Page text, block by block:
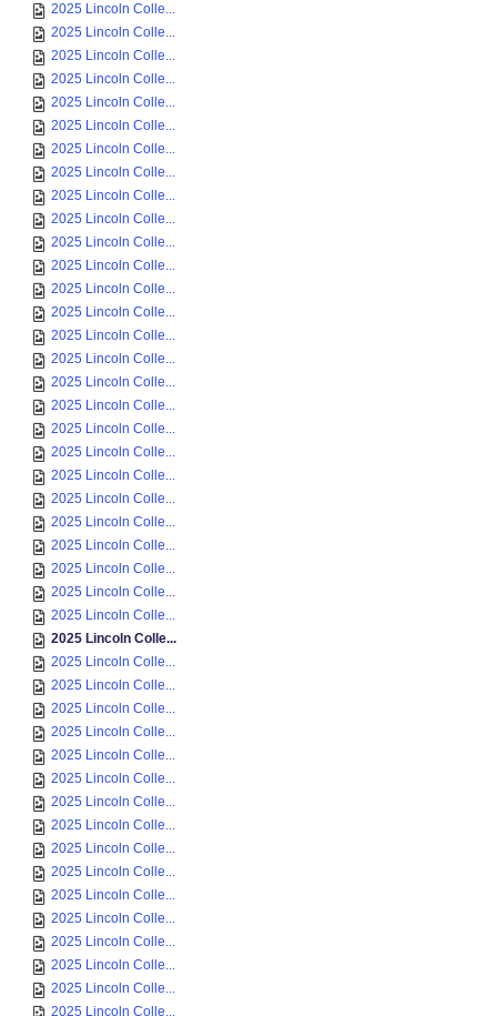
2025 Lincoln Colle...
2025 Lincoln Colle...
2025 Lincoln Colle...
2025 Lincoln Colle...
2025 Lincoln Colle...
2025 Lincoln Colle...
2025 Lincoln Colle...
2025 Lincoln Colle...
2025 Lincoln Colle...
2025 Lincoln Colle...
2025 Lincoln Colle...
2025 Lincoln Colle...
2025 Lincoln Colle...
2025 Lincoln Colle...
2025 Lincoln Colle...
2025 Lincoln Colle...
2025 Lincoln Colle...
2025 Lincoln Colle...
2025 Lincoln Colle...
2025 Lincoln Colle...
2025 Lincoln Colle...
2025 Lincoln Colle...
2025 Lincoln Colle...
2025 Lincoln Colle...
2025 Lincoln Colle...
2025 Lincoln Colle...
2025 Lincoln Colle...
2025 Lincoln Colle...
2025 Lincoln Colle...
2025 Lincoln Colle...
2025 Lincoln Colle...
2025 Lincoln Colle...
2025 Lincoln Colle...
2025 Lincoln Colle...
2025 Lincoln Colle...
2025 Lincoln Colle...
2025 Lincoln Colle...
2025 Lincoln Colle...
2025 Lincoln Colle...
2025 Lincoln Colle...
2025 Lincoln Colle...
2025 Lincoln Colle...
2025 Lincoln Colle...
2025 Lincoln Colle...